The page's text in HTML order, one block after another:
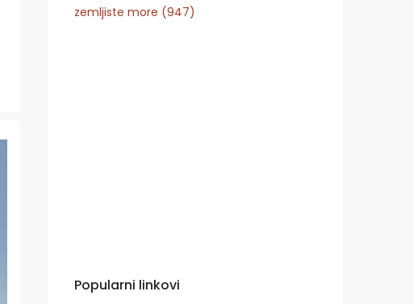
zemljiste more (947)
Popularni linkovi